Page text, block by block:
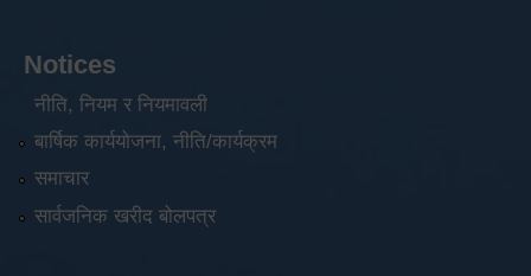
Notices
नीति, नियम र नियमावली
बार्षिक कार्ययोजना, नीति/कार्यक्रम
समाचार
सार्वजनिक खरीद बोलपत्र